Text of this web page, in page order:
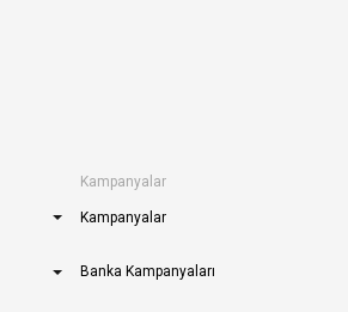
Kampanyalar
Kampanyalar
Banka Kampanyaları